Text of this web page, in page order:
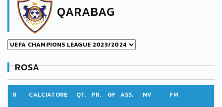
QARABAG
ROSA
R CALCIATORE QT. PR. GF ASS. MV FM